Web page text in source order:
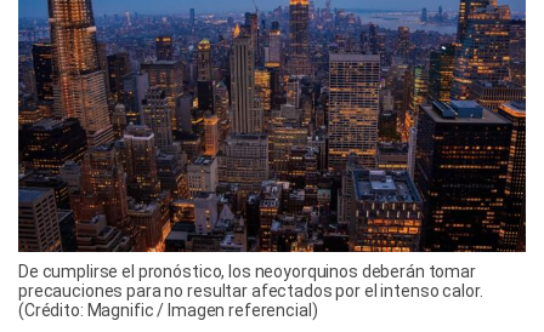
De cumplirse el pronóstico, los neoyorquinos deberán tomar
precauciones para no resultar afectados por el intenso calor.
(Crédito: Magnific / Imagen referencial)